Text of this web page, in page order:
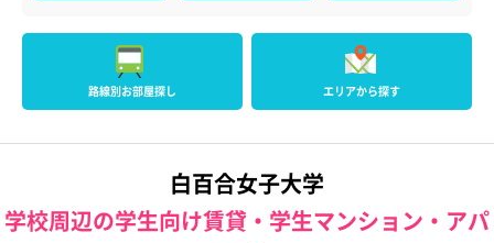
路線別お部屋探し エリアから探す
白百合女子大学
学校周辺の学生向け賃貸・学生マンション・アパ